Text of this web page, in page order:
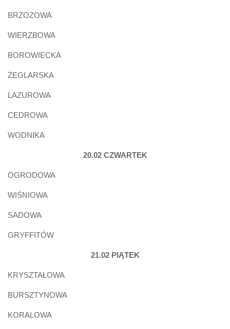
BRZOZOWA
WIERZBOWA
BOROWIECKA
ŻEGLARSKA
LAZUROWA
CEDROWA
WODNIKA
20.02 CZWARTEK
OGRODOWA
WIŚNIOWA
SADOWA
GRYFFITÓW
21.02 PIĄTEK
KRYSZTAŁOWA
BURSZTYNOWA
KORALOWA